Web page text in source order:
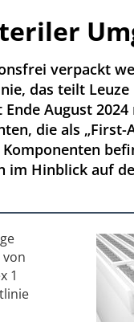
verpackt
das teilt
August
die als „First-
im Hinblick auf
1